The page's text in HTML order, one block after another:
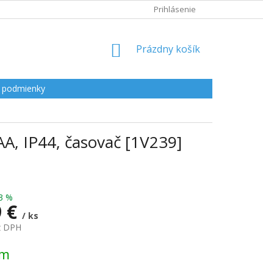
Prihlásenie
NÁKUPNÝ
Prázdny košík
IP44, časovač [1V239]
%
€ / ks
DPH